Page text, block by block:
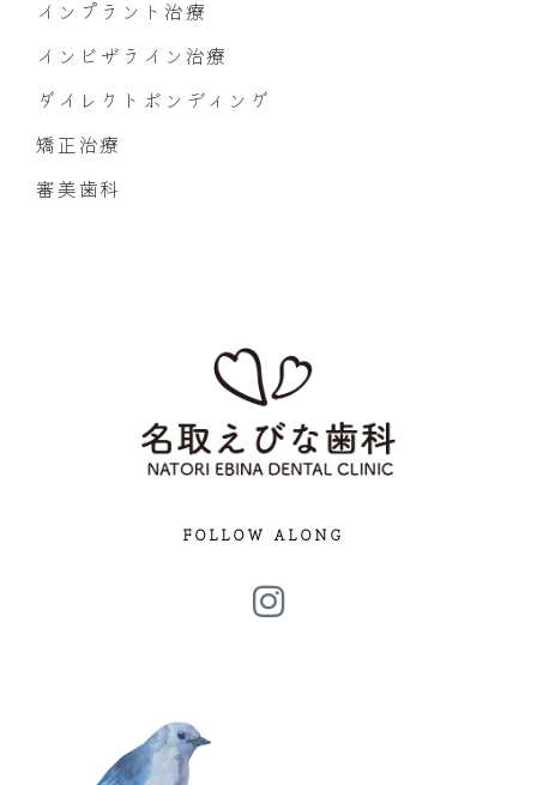
FOLLOW ALONG
インプラント治療
インビザライン治療
ダイレクトボンディング
矯正治療
審美歯科